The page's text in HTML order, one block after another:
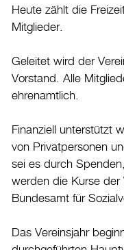
Home
Stadtplan
Login
Heute zählt die
Mitglieder.
Geleitet wird der
Vorstand. Alle
ehrenamtlich.
Finanziell unterstützt
von Privatpersonen
sei es durch
werden die Kurse der
Bundesamt für
Das Vereinsjahr